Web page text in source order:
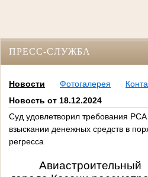
ПРЕСС-СЛУЖБА
Новости Фотогалерея
Новость от 18.12.2024
Суд удовлетворил требования
взыскании денежных средств в
регресса